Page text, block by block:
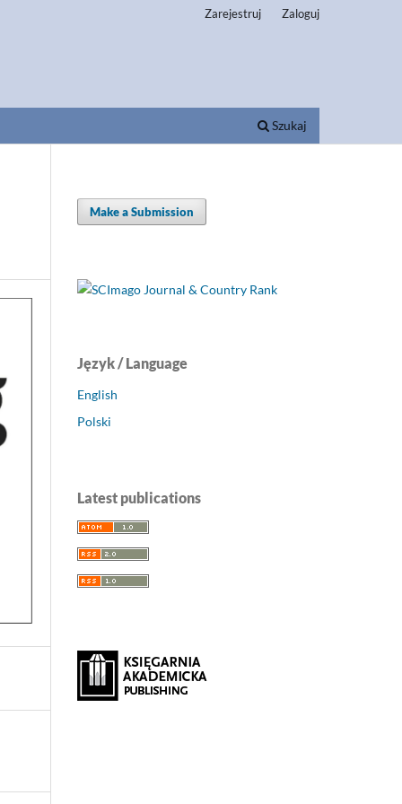
Szukaj
Zarejestruj Zaloguj
Make a Submission
Język / Language
English
Polski
Latest publications